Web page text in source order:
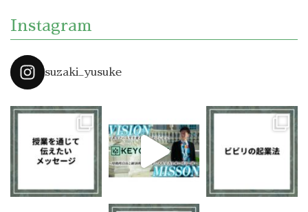
Instagram
suzaki_yusuke